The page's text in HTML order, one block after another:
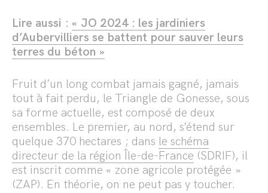
Lire aussi : « JO 2024 : les jardiniers
d’Aubervilliers se battent pour sauver leurs
terres du béton »
Fruit d’un long combat jamais gagné, jamais
tout à fait perdu, le Triangle de Gonesse, sous
sa forme actuelle, est composé de deux
ensembles. Le premier, au nord, s’étend sur
quelque 370 hectares ; dans le schéma
directeur de la région Île-de-France (SDRIF), il
est inscrit comme « zone agricole protégée »
(ZAP). En théorie, on ne peut pas y toucher.